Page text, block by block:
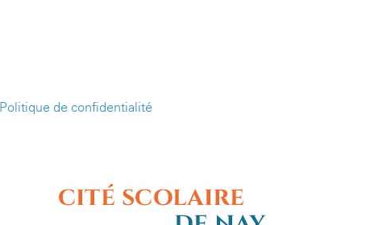
Politique de confidentialité